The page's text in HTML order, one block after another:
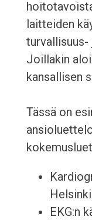
laitteiden
turvallisuus-
Joillakin
kansallisen
Tässä on
EKG:n